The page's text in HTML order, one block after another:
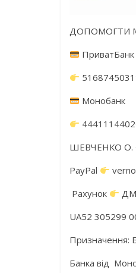
ДОПОМОГТИ
ПриватБанк
Монобанк
ШЕВЧЕНКО О. О.
PayPal
Рахунок
UA52 305299
Призначення:
Банка від